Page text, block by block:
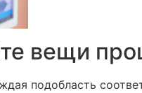
вещи
подобласть